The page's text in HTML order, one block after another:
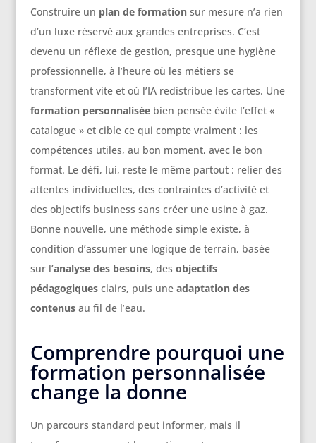
Construire un plan de formationsur mesure n’a rien
d’un luxe réservé aux grandes entreprises. C’est
devenu un réflexe de gestion, presque une hygiène
professionnelle, à l’heure où les métiers se
transforment vite et où l’IA redistribue les cartes. Une
formation personnaliséebien pensée évite l’effet «
catalogue » et cible ce qui compte vraiment : les
compétences utiles, au bon moment, avec le bon
format. Le défi, lui, reste le même partout : relier des
attentes individuelles, des contraintes d’activité et
des objectifs business sans créer une usine à gaz.
Bonne nouvelle, une méthode simple existe, à
condition d’assumer une logique de terrain, basée
sur l’analyse des besoins, des objectifs
pédagogiquesclairs, puis une adaptation des
contenusau fil de l’eau.
Comprendre pourquoi une
formation personnalisée
change la donne
Un parcours standard peut informer, mais il